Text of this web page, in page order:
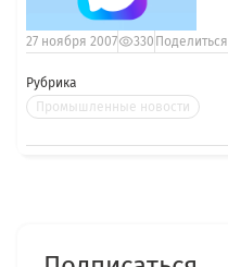
Рубрика
Промышленные новости
27 ноября 2007 330 Поделиться